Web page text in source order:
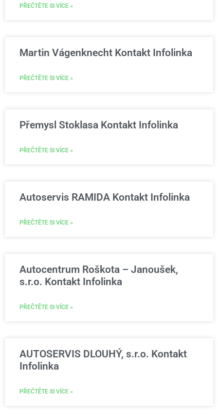
PŘEČTĚTE SI VÍCE »
Martin Vágenknecht Kontakt Infolinka
PŘEČTĚTE SI VÍCE »
Přemysl Stoklasa Kontakt Infolinka
PŘEČTĚTE SI VÍCE »
Autoservis RAMIDA Kontakt Infolinka
PŘEČTĚTE SI VÍCE »
Autocentrum Roškota – Janoušek,
s.r.o. Kontakt Infolinka
PŘEČTĚTE SI VÍCE »
AUTOSERVIS DLOUHÝ, s.r.o. Kontakt
Infolinka
PŘEČTĚTE SI VÍCE »